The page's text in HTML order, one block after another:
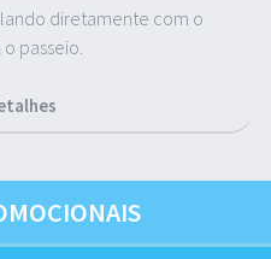
diretamente com o
passeio.